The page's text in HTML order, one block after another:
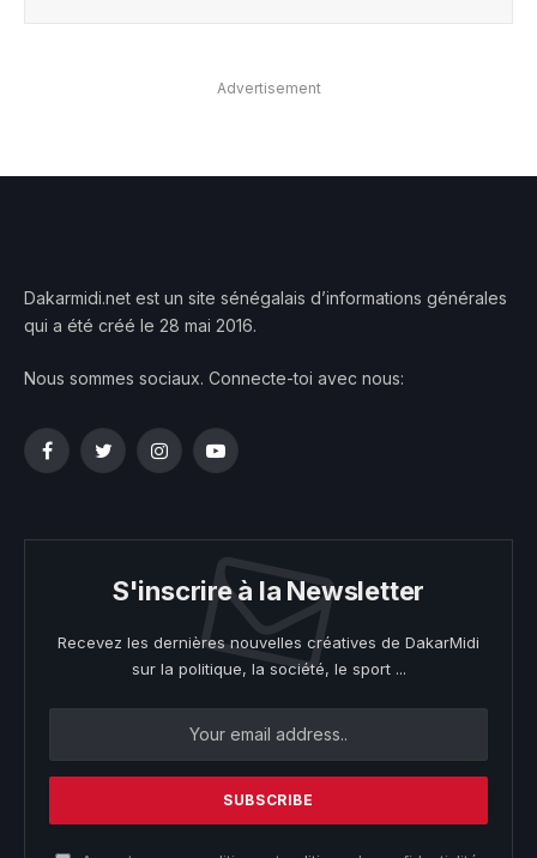
Advertisement
Dakarmidi.net est un site sénégalais d’informations générales
qui a été créé le 28 mai 2016.
Nous sommes sociaux. Connecte-toi avec nous:
FacebookTwitterInstagramYouTube
S'inscrire à la Newsletter
Recevez les dernières nouvelles créatives de DakarMidi
sur la politique, la société, le sport ...